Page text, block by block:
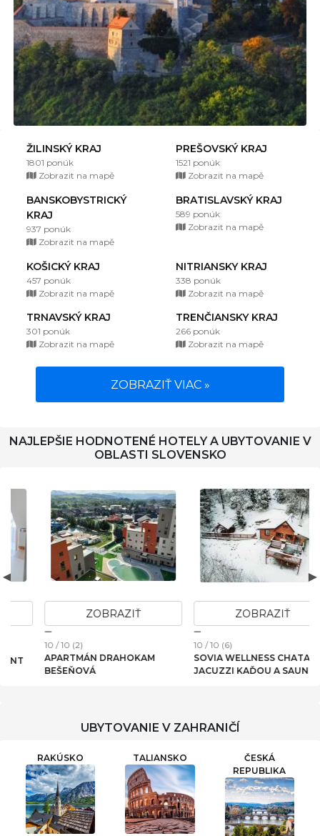
ŽILINSKÝ KRAJ
1801 ponúk
Zobrazit na mapě
PREŠOVSKÝ KRAJ
1521 ponúk
Zobrazit na mapě
BANSKOBYSTRICKÝ
KRAJ
937 ponúk
Zobrazit na mapě
BRATISLAVSKÝ KRAJ
589 ponúk
Zobrazit na mapě
KOŠICKÝ KRAJ
457 ponúk
Zobrazit na mapě
NITRIANSKY KRAJ
338 ponúk
Zobrazit na mapě
TRNAVSKÝ KRAJ
301 ponúk
Zobrazit na mapě
TRENČIANSKY KRAJ
266 ponúk
Zobrazit na mapě
ZOBRAZIŤ VIAC »
NAJLEPŠIE HODNOTENÉ HOTELY A UBYTOVANIE V
OBLASTI SLOVENSKO
ZOBRAZIŤ
10 / 10 (2)
APARTMÁN DRAHOKAM
BEŠEŇOVÁ
ZOBRAZIŤ
10 / 10 (6)
SOVIA WELLNESS CHATA S
JACUZZI KAĎOU A SAUNOU,
UBYTOVANIE V ZAHRANIČÍ
RAKÚSKO TALIANSKO
ČESKÁ
REPUBLIKA